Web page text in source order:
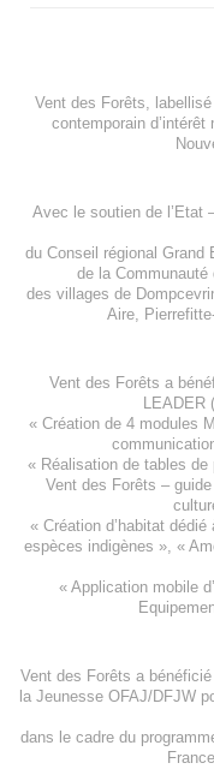
Vent des Forêts, labellisé
contemporain d’intérêt
Avec le soutien de l’ Etat
du Conseil régional Grand
de la Communauté
des villages de
Aire,
Vent des Forêts a
LEADER
« Création de 4 modules
« Réalisation de tables
Vent des Forêts –
« Création d’habitat
espèces indigènes », «
« Application mobile
Vent des Forêts a
la Jeunesse OFAJ/DFJW
dans le cadre du